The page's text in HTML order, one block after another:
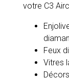
votre C3
Feux
Vitres